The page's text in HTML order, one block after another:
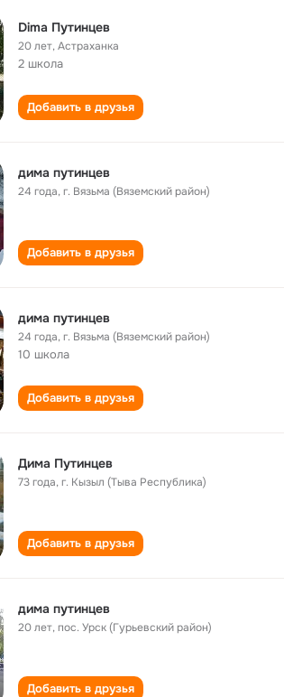
Dima Путинцев
20 лет,Астраханка
2 школа
Добавить в друзья
дима путинцев
24 года,г. Вязьма (Вяземский район)
Добавить в друзья
дима путинцев
24 года,г. Вязьма (Вяземский район)
10 школа
Добавить в друзья
Дима Путинцев
73 года,г. Кызыл (Тыва Республика)
Добавить в друзья
дима путинцев
20 лет,пос. Урск (Гурьевский район)
Добавить в друзья